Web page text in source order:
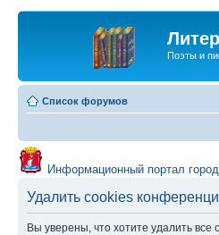
Поэты и
Список форумов
Информационный портал
Удалить cookies
Вы уверены, что хотите удалить